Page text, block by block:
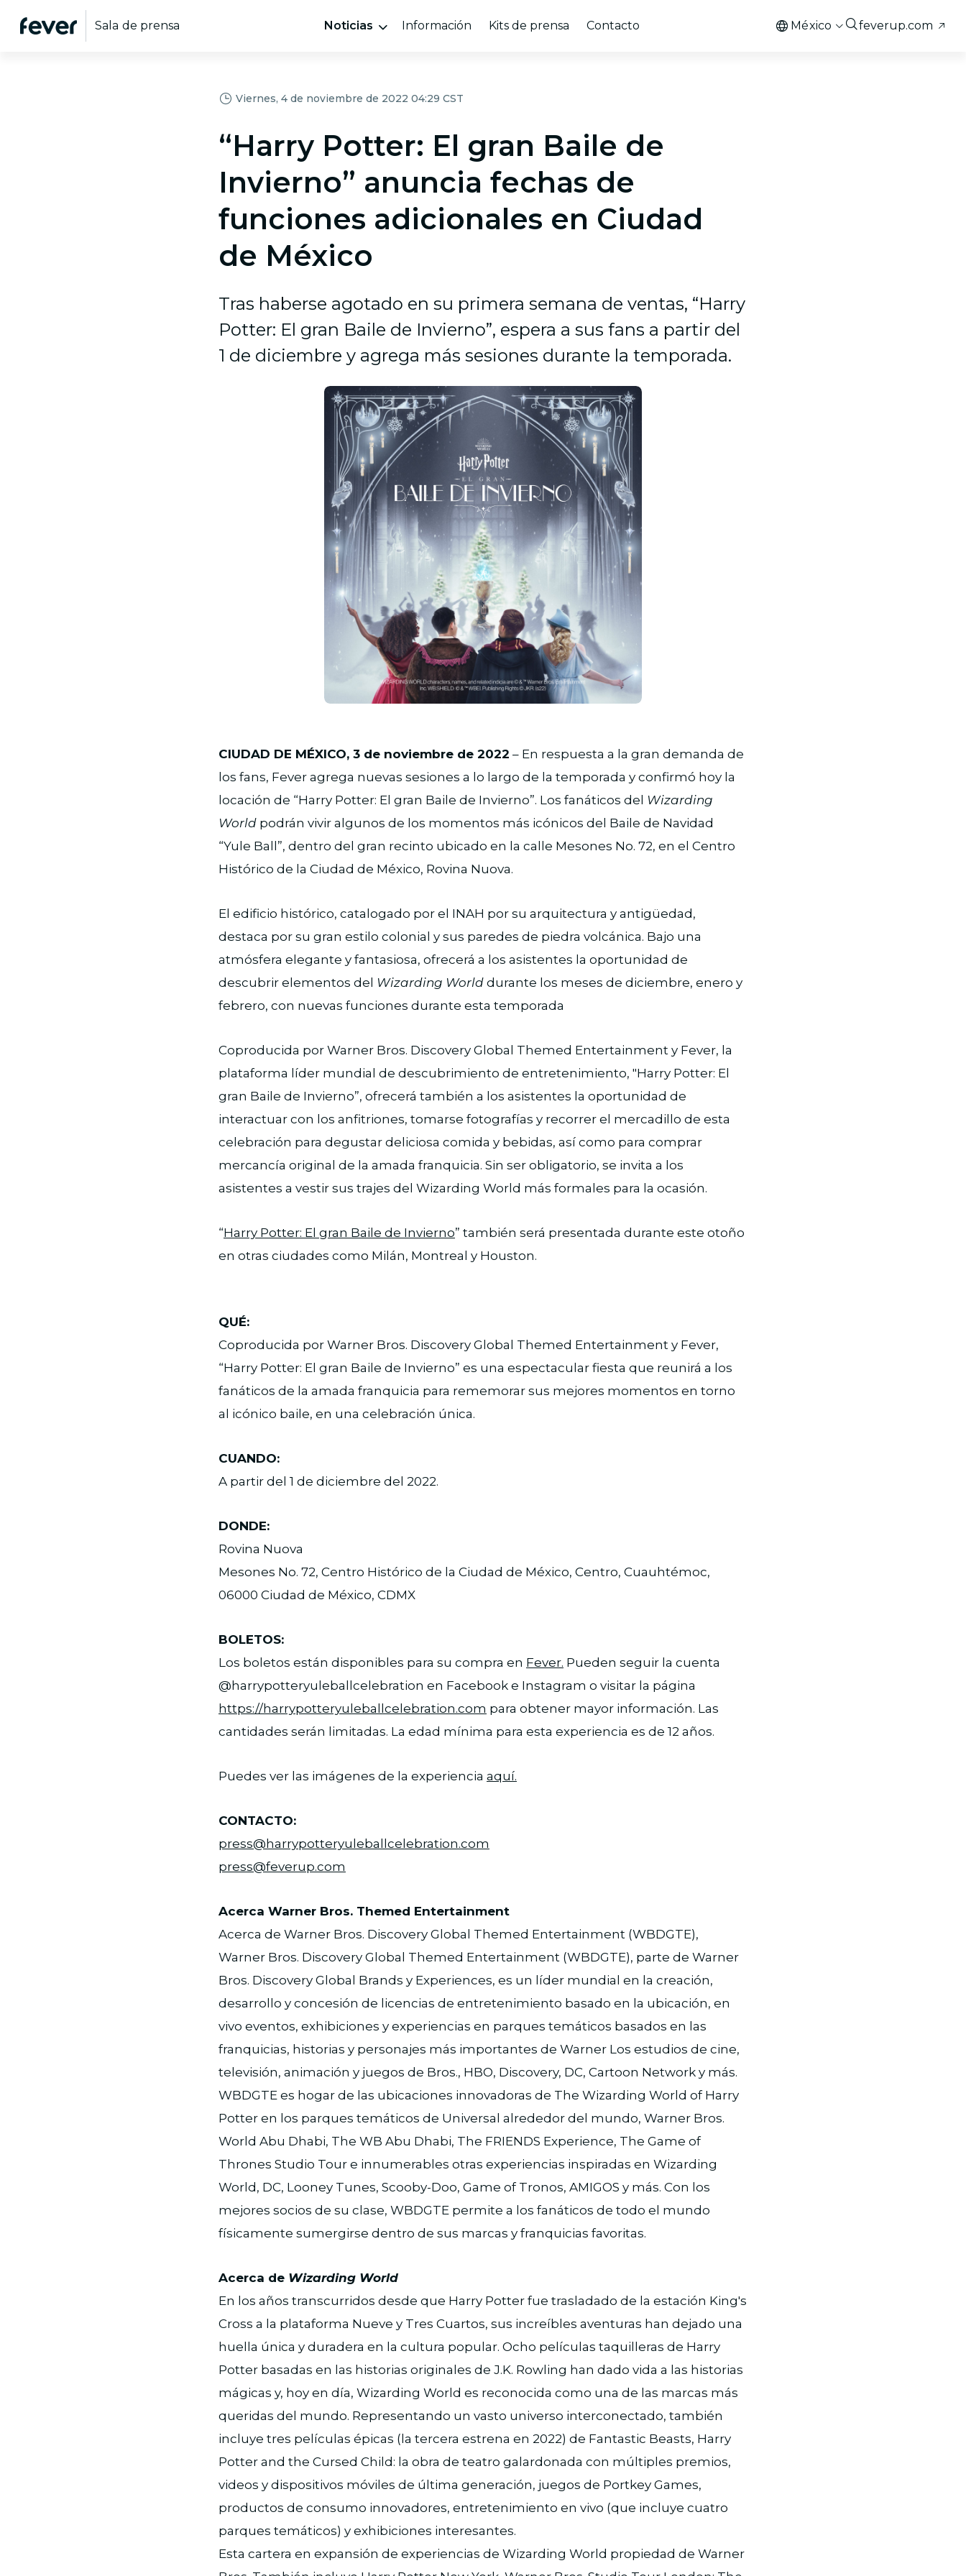
Sala de prensa Noticias Información Kits de prensa Contacto México feverup.com
Viernes, 4 de noviembre de 2022 04:29 CST
“Harry Potter: El gran Baile de
Invierno” anuncia fechas de
funciones adicionales en Ciudad
de México
Tras haberse agotado en su primera semana de ventas, “Harry
Potter: El gran Baile de Invierno”, espera a sus fans a partir del
1 de diciembre y agrega más sesiones durante la temporada.
CIUDAD DE MÉXICO, 3 de noviembre de 2022 – En respuesta a la gran demanda de
los fans, Fever agrega nuevas sesiones a lo largo de la temporada y confirmó hoy la
locación de “Harry Potter: El gran Baile de Invierno”. Los fanáticos del Wizarding
World podrán vivir algunos de los momentos más icónicos del Baile de Navidad
“Yule Ball”, dentro del gran recinto ubicado en la calle Mesones No. 72, en el Centro
Histórico de la Ciudad de México, Rovina Nuova.
El edificio histórico, catalogado por el INAH por su arquitectura y antigüedad,
destaca por su gran estilo colonial y sus paredes de piedra volcánica. Bajo una
atmósfera elegante y fantasiosa, ofrecerá a los asistentes la oportunidad de
descubrir elementos del Wizarding World durante los meses de diciembre, enero y
febrero, con nuevas funciones durante esta temporada
Coproducida por Warner Bros. Discovery Global Themed Entertainment y Fever, la
plataforma líder mundial de descubrimiento de entretenimiento, "Harry Potter: El
gran Baile de Invierno”, ofrecerá también a los asistentes la oportunidad de
interactuar con los anfitriones, tomarse fotografías y recorrer el mercadillo de esta
celebración para degustar deliciosa comida y bebidas, así como para comprar
mercancía original de la amada franquicia. Sin ser obligatorio, se invita a los
asistentes a vestir sus trajes del Wizarding World más formales para la ocasión.
“Harry Potter: El gran Baile de Invierno” también será presentada durante este otoño
en otras ciudades como Milán, Montreal y Houston.
QUÉ:
Coproducida por Warner Bros. Discovery Global Themed Entertainment y Fever,
“Harry Potter: El gran Baile de Invierno” es una espectacular fiesta que reunirá a los
fanáticos de la amada franquicia para rememorar sus mejores momentos en torno
al icónico baile, en una celebración única.
CUANDO:
A partir del 1 de diciembre del 2022.
DONDE:
Rovina Nuova
Mesones No. 72, Centro Histórico de la Ciudad de México, Centro, Cuauhtémoc,
06000 Ciudad de México, CDMX
BOLETOS:
Los boletos están disponibles para su compra en Fever. Pueden seguir la cuenta
@harrypotteryuleballcelebration en Facebook e Instagram o visitar la página
https://harrypotteryuleballcelebration.com para obtener mayor información. Las
cantidades serán limitadas. La edad mínima para esta experiencia es de 12 años.
Puedes ver las imágenes de la experiencia aquí.
CONTACTO:
press@harrypotteryuleballcelebration.com
press@feverup.com
Acerca Warner Bros. Themed Entertainment
Acerca de Warner Bros. Discovery Global Themed Entertainment (WBDGTE),
Warner Bros. Discovery Global Themed Entertainment (WBDGTE), parte de Warner
Bros. Discovery Global Brands y Experiences, es un líder mundial en la creación,
desarrollo y concesión de licencias de entretenimiento basado en la ubicación, en
vivo eventos, exhibiciones y experiencias en parques temáticos basados ​​en las
franquicias, historias y personajes más importantes de Warner Los estudios de cine,
televisión, animación y juegos de Bros., HBO, Discovery, DC, Cartoon Network y más.
WBDGTE es hogar de las ubicaciones innovadoras de The Wizarding World of Harry
Potter en los parques temáticos de Universal alrededor del mundo, Warner Bros.
World Abu Dhabi, The WB Abu Dhabi, The FRIENDS Experience, The Game of
Thrones Studio Tour e innumerables otras experiencias inspiradas en Wizarding
World, DC, Looney Tunes, Scooby-Doo, Game of Tronos, AMIGOS y más. Con los
mejores socios de su clase, WBDGTE permite a los fanáticos de todo el mundo
físicamente sumergirse dentro de sus marcas y franquicias favoritas.
Acerca de Wizarding World
En los años transcurridos desde que Harry Potter fue trasladado de la estación King's
Cross a la plataforma Nueve y Tres Cuartos, sus increíbles aventuras han dejado una
huella única y duradera en la cultura popular. Ocho películas taquilleras de Harry
Potter basadas en las historias originales de J.K. Rowling han dado vida a las historias
mágicas y, hoy en día, Wizarding World es reconocida como una de las marcas más
queridas del mundo. Representando un vasto universo interconectado, también
incluye tres películas épicas (la tercera estrena en 2022) de Fantastic Beasts, Harry
Potter and the Cursed Child: la obra de teatro galardonada con múltiples premios,
videos y dispositivos móviles de última generación, juegos de Portkey Games,
productos de consumo innovadores, entretenimiento en vivo (que incluye cuatro
parques temáticos) y exhibiciones interesantes.
Esta cartera en expansión de experiencias de Wizarding World propiedad de Warner